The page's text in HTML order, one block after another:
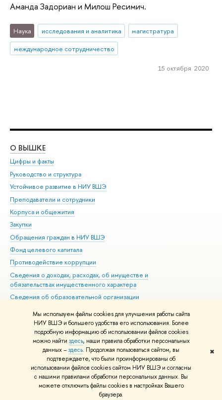
Мы используем файлы cookies для улучшения работы сайта
НИУ ВШЭ и большего удобства его использования. Более
подробную информацию об использовании файлов cookies
можно найти здесь, наши правила обработки персональных
данных –здесь. Продолжая пользоваться сайтом, вы
подтверждаете, что были проинформированы об
использовании файлов cookies сайтом НИУ ВШЭ и согласны
с нашими правилами обработки персональных данных. Вы
можете отключить файлы cookies в настройках Вашего
браузера.
✖
Аманда Задориан и Милош Ресимич.
Наука исследования и аналитика
магистратура
международное сотрудничество
15 октября 2020
О ВЫШКЕ
Цифры и факты
Руководство и структура
Устойчивое развитие в НИУ ВШЭ
Преподаватели и сотрудники
Корпуса и общежития
Закупки
Обращения граждан в НИУ ВШЭ
Фонд целевого капитала
Противодействие коррупции
Сведения о доходах, расходах, об имуществе и
обязательствах имущественного характера
Сведения об образовательной организации
Людям с ограниченными возможностями здоровья
Единая платежная страница
Работа в Вышке
© НИУ ВШЭ 1993–2026 Адреса и контакты Условия использования
материалов Политика конфиденциальности Карта сайта
Шрифты HSE Sans и HSE Slab разработаны вШколе дизайна НИУ ВШЭ